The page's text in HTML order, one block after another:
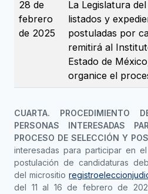
28 de
febrero
de 2025
La Legislatura
listados y
postuladas por
remitirá al
Estado de
organice el
CUARTA. PROCEDIMIENTO
PERSONAS INTERESADAS
PROCESO DE SELECCIÓN Y
interesadas para participar en
postulación de candidaturas
del micrositio
del 11 al 16 de febrero de